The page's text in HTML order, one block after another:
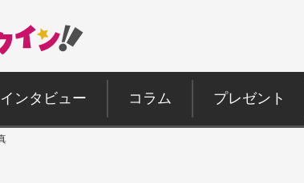
インタビュー コラム プレゼント